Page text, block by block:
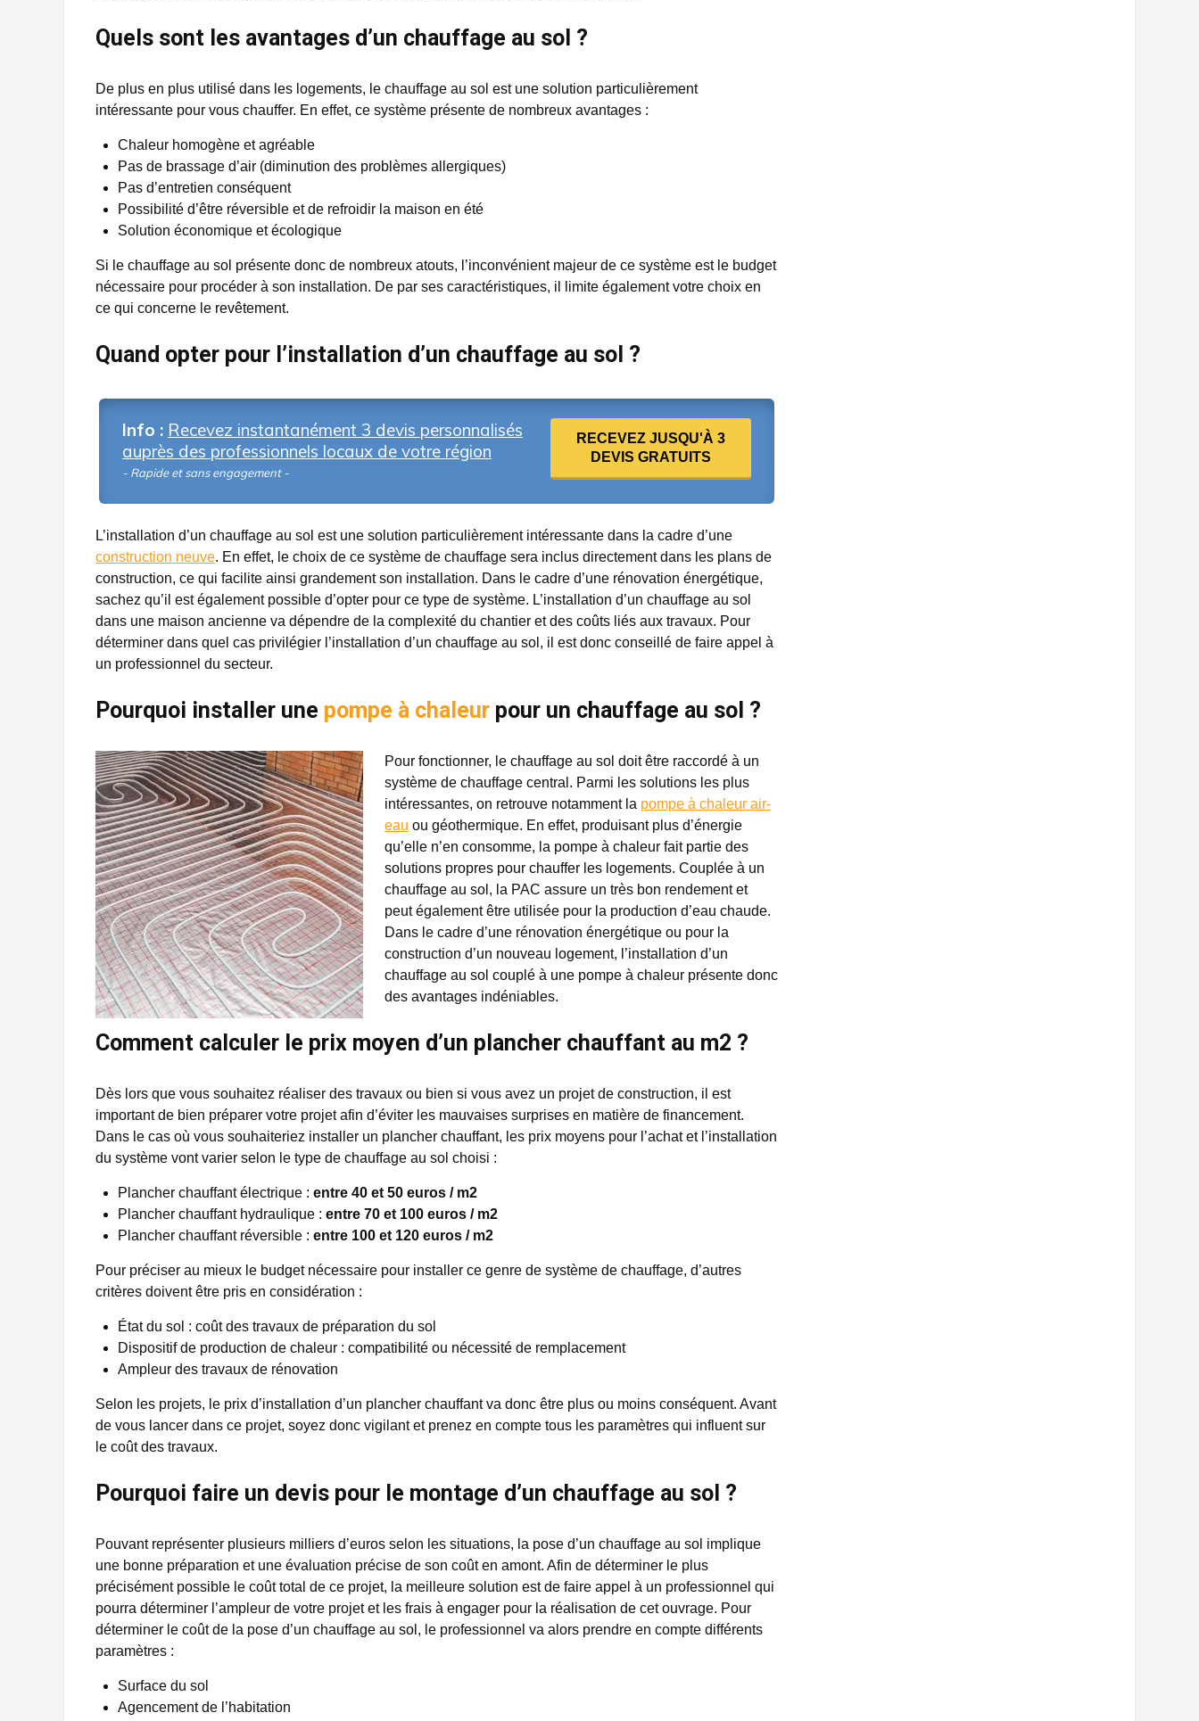
Quels sont les avantages d’un chauffage au sol ?
De plus en plus utilisé dans les logements, le chauffage au sol est une solution particulièrement
intéressante pour vous chauffer. En effet, ce système présente de nombreux avantages :
Chaleur homogène et agréable
Pas de brassage d’air (diminution des problèmes allergiques)
Pas d’entretien conséquent
Possibilité d’être réversible et de refroidir la maison en été
Solution économique et écologique
Si le chauffage au sol présente donc de nombreux atouts, l’inconvénient majeur de ce système est le budget
nécessaire pour procéder à son installation. De par ses caractéristiques, il limite également votre choix en
ce qui concerne le revêtement.
Quand opter pour l’installation d’un chauffage au sol ?
Info : Recevez instantanément 3 devis personnalisés
auprès des professionnels locaux de votre région
- Rapide et sans engagement -
RECEVEZ JUSQU'À 3
DEVIS GRATUITS
L’installation d’un chauffage au sol est une solution particulièrement intéressante dans la cadre d’une
construction neuve. En effet, le choix de ce système de chauffage sera inclus directement dans les plans de
construction, ce qui facilite ainsi grandement son installation. Dans le cadre d’une rénovation énergétique,
sachez qu’il est également possible d’opter pour ce type de système. L’installation d’un chauffage au sol
dans une maison ancienne va dépendre de la complexité du chantier et des coûts liés aux travaux. Pour
déterminer dans quel cas privilégier l’installation d’un chauffage au sol, il est donc conseillé de faire appel à
un professionnel du secteur.
Pourquoi installer une pompe à chaleur pour un chauffage au sol ?
Pour fonctionner, le chauffage au sol doit être raccordé à un
système de chauffage central. Parmi les solutions les plus
intéressantes, on retrouve notamment la pompe à chaleur air-
eau ou géothermique. En effet, produisant plus d’énergie
qu’elle n’en consomme, la pompe à chaleur fait partie des
solutions propres pour chauffer les logements. Couplée à un
chauffage au sol, la PAC assure un très bon rendement et
peut également être utilisée pour la production d’eau chaude.
Dans le cadre d’une rénovation énergétique ou pour la
construction d’un nouveau logement, l’installation d’un
chauffage au sol couplé à une pompe à chaleur présente donc
des avantages indéniables.
Comment calculer le prix moyen d’un plancher chauffant au m2 ?
Dès lors que vous souhaitez réaliser des travaux ou bien si vous avez un projet de construction, il est
important de bien préparer votre projet afin d’éviter les mauvaises surprises en matière de financement.
Dans le cas où vous souhaiteriez installer un plancher chauffant, les prix moyens pour l’achat et l’installation
du système vont varier selon le type de chauffage au sol choisi :
Plancher chauffant électrique : entre 40 et 50 euros / m2
Plancher chauffant hydraulique : entre 70 et 100 euros / m2
Plancher chauffant réversible : entre 100 et 120 euros / m2
Pour préciser au mieux le budget nécessaire pour installer ce genre de système de chauffage, d’autres
critères doivent être pris en considération :
État du sol : coût des travaux de préparation du sol
Dispositif de production de chaleur : compatibilité ou nécessité de remplacement
Ampleur des travaux de rénovation
Selon les projets, le prix d’installation d’un plancher chauffant va donc être plus ou moins conséquent. Avant
de vous lancer dans ce projet, soyez donc vigilant et prenez en compte tous les paramètres qui influent sur
le coût des travaux.
Pourquoi faire un devis pour le montage d’un chauffage au sol ?
Pouvant représenter plusieurs milliers d’euros selon les situations, la pose d’un chauffage au sol implique
une bonne préparation et une évaluation précise de son coût en amont. Afin de déterminer le plus
précisément possible le coût total de ce projet, la meilleure solution est de faire appel à un professionnel qui
pourra déterminer l’ampleur de votre projet et les frais à engager pour la réalisation de cet ouvrage. Pour
déterminer le coût de la pose d’un chauffage au sol, le professionnel va alors prendre en compte différents
paramètres :
Surface du sol
Agencement de l’habitation